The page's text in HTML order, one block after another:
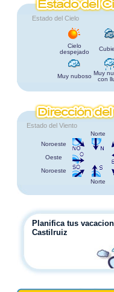
Estado del Cielo
Cielo
despejado
Muy nuboso Muy
con
Estado del Viento
Norte
Noroeste
Oeste
Noroeste
Norte
Planifica tus
Castilruiz